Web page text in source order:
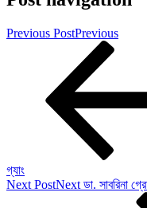
Previous PostPrevious
গ্যাং
Next PostNext ডা. সাবরিনা